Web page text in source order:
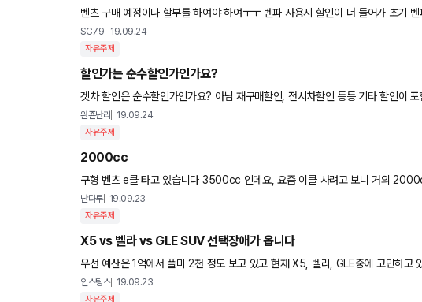
벤츠 구매 예정이나 할부를 하여야 하여ㅜㅜ 벤파 사용시 할인이 더 들어가 초기
지요? 그리고 신차보상보험은 완납하면 사라지는지요? 오너님들 조언
SC79 19.09.24
자유주제
할인가는 순수할인가인가요?
겟차 할인은 순수할인가인가요? 아님 재구매할인, 전시차할인 등등 기타 할인이
완죤난리 19.09.24
자유주제
2000cc
구형 벤츠 e클 타고 있습니다 3500cc 인데요, 요즘 이클 사려고 보니 거의 2000cc 던데요.. 6기통 타다가 4기통 타시는 분들 어떻
시던가요?? 힘 딸리고 시끄럽지 않은지요? 다운 사이징
난다루 19.09.23
자유주제
X5 vs 벨라 vs GLE SUV 선택장애가 옵니다
우선 예산은 1억에서 플마 2천 정도 보고 있고 현재 X5, 벨라, GLE중에 고민하고 있습니다. 원래는 GLE쿱이나 X6 생각
기약이 없고, 카이옌은 13개월ㅋㅋ 기다려야 한다고
인스팅스 19.09.23
자유주제